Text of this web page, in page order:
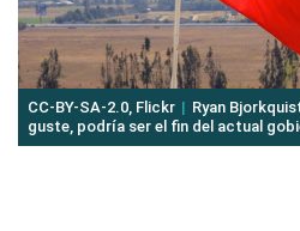
CC-BY-SA-2.0, Flickr
Ryan
guste, podría ser el fin del actual